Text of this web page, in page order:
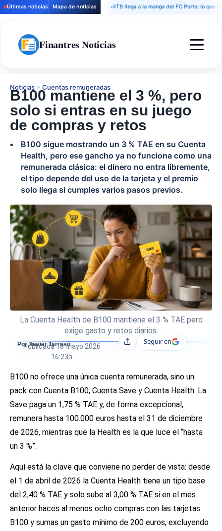
Últimas noticias Mapa de noticias XTB llega a la manga del FC Porto: lo que sí
Finantres Noticias
Noticias » Cuentas remuneradas
B100 mantiene el 3 %, pero
solo si entras en su juego
de compras y retos
B100 sigue mostrando un 3 % TAE en su Cuenta
Health, pero ese gancho ya no funciona como una
remunerada clásica: el dinero no entra libremente,
el tipo depende del uso de la tarjeta y el premio
solo llega si cumples varios pasos previos.
La Cuenta Health de B100 mantiene el 3 % TAE pero
exige gasto y retos diarios.
Por Xavier Tarrasó
Publicada18 mayo 2026
16:23h
CompartirSeguir en
B100 no ofrece una única cuenta remunerada, sino un
pack con Cuenta B100, Cuenta Save y Cuenta Health. La
Save paga un 1,75 % TAE y, de forma excepcional,
remunera hasta 100.000 euros hasta el 31 de diciembre
de 2026, mientras que la Health es la que luce el “hasta
un 3 %”.
Aquí está la clave que conviene no perder de vista: desde
el 1 de abril de 2026 la Cuenta Health tiene un tipo base
del 2,40 % TAE y solo sube al 3,00 % TAE si en el mes
anterior haces al menos ocho compras con las tarjetas
B100 y sumas un gasto mínimo de 200 euros, excluyendo